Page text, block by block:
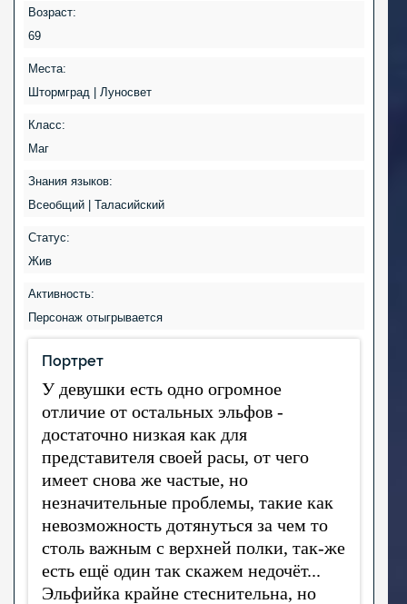
Возраст:
69
Места:
Штормград | Луносвет
Класс:
Маг
Знания языков:
Всеобщий | Таласийский
Статус:
Жив
Активность:
Персонаж отыгрывается
Портрет
У девушки есть одно огромное
отличие от остальных эльфов -
достаточно низкая как для
представителя своей расы, от чего
имеет снова же частые, но
незначительные проблемы, такие как
невозможность дотянуться за чем то
столь важным с верхней полки, так-же
есть ещё один так скажем недочёт...
Эльфийка крайне стеснительна, но